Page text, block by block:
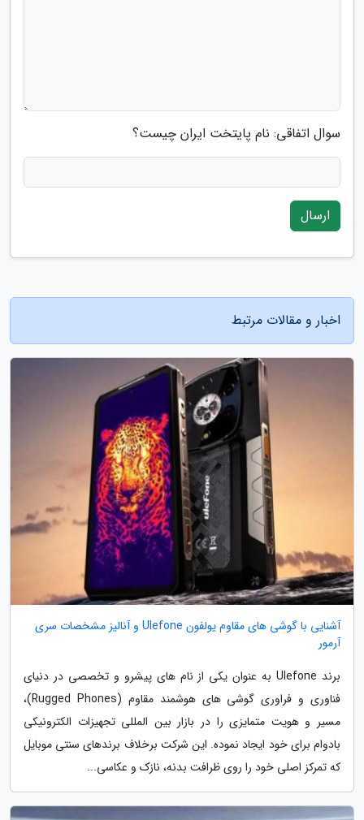
سوال اتفاقی: نام پایتخت ایران چیست؟
ارسال
اخبار و مقالات مرتبط
آشنایی با گوشی های مقاوم یولفون Ulefone و آنالیز مشخصات سری
آرمور
برند Ulefone به عنوان یکی از نام های پیشرو و تخصصی در دنیای
فناوری و فراوری گوشی های هوشمند مقاوم (Rugged Phones)،
مسیر و هویت متمایزی را در بازار بین المللی تجهیزات الکترونیکی
بادوام برای خود ایجاد نموده. این شرکت برخلاف برندهای سنتی موبایل
که تمرکز اصلی خود را روی ظرافت بدنه، نازک و عکاسی...